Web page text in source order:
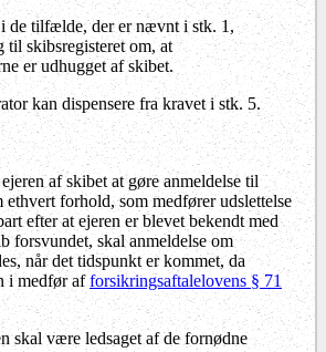
de tilfælde, der er nævnt i stk. 1,
skibsregisteret om, at
er udhugget af skibet.
kan dispensere fra kravet i stk. 5.
af skibet at gøre anmeldelse til
ethvert forhold, som medfører udslettelse
efter at ejeren er blevet bekendt med
forsvundet, skal anmeldelse om
når det tidspunkt er kommet, da
i medfør afforsikringsaftalelovens § 71
skal være ledsaget af de fornødne